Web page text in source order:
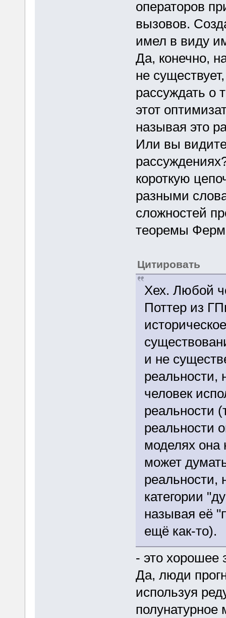
операторов
вызовов.
имел в виду
Да, конечно,
не
рассуждать о
этот
называя это
Или вы
короткую
разными
сложностей
теоремы
Цитировать
Хех. Любой
Поттер из
и не
реальности,
человек
реальности
реальности
моделях она
может
реальности,
категории
называя её
ещё как-то).
- это хорошее
Да, люди
используя